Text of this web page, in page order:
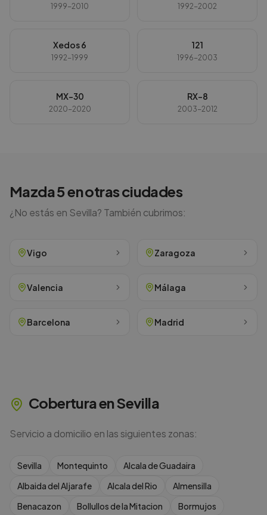
1999-2010 1992-2002
Xedos 6
1992-1999
121
1996-2003
MX-30
2020-2020
RX-8
2003-2012
Mazda5en otras ciudades
¿No estás en Sevilla? También cubrimos:
Vigo Zaragoza
Valencia Málaga
Barcelona Madrid
Cobertura enSevilla
Servicio a domicilio en las siguientes zonas:
Sevilla Montequinto
Alcala de Guadaira
Albaida del Aljarafe
Alcala del Rio
Almensilla
Benacazon
Bollullos de la Mitacion
Bormujos